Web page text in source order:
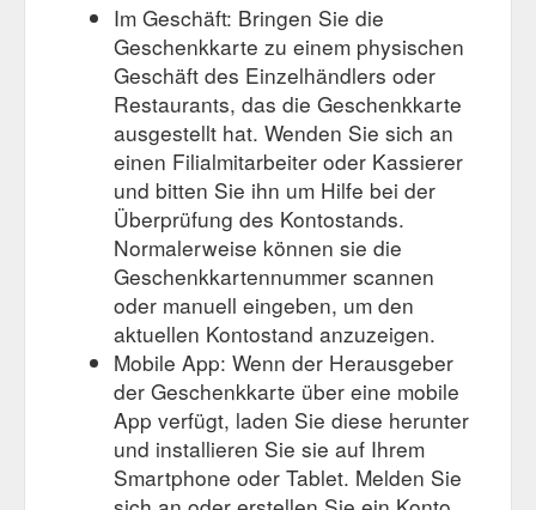
Im Geschäft: Bringen Sie die
Geschenkkarte zu einem physischen
Geschäft des Einzelhändlers oder
Restaurants, das die Geschenkkarte
ausgestellt hat. Wenden Sie sich an
einen Filialmitarbeiter oder Kassierer
und bitten Sie ihn um Hilfe bei der
Überprüfung des Kontostands.
Normalerweise können sie die
Geschenkkartennummer scannen
oder manuell eingeben, um den
aktuellen Kontostand anzuzeigen.
Mobile App: Wenn der Herausgeber
der Geschenkkarte über eine mobile
App verfügt, laden Sie diese herunter
und installieren Sie sie auf Ihrem
Smartphone oder Tablet. Melden Sie